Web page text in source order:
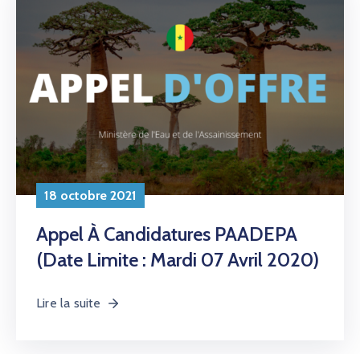
18 octobre 2021
Appel À Candidatures PAADEPA
(Date Limite : Mardi 07 Avril 2020)
Lire la suite